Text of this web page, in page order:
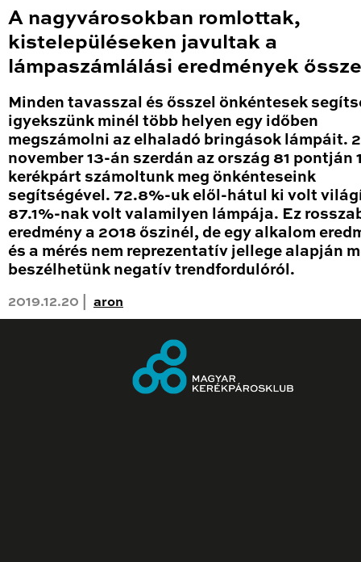
A nagyvárosokban romlottak,
kistelepüléseken javultak a
lámpaszámlálási eredmények
Minden tavasszal és ősszel önkéntesek
igyekszünk minél több helyen egy időben
megszámolni az elhaladó bringások lámpáit.
november 13-án szerdán az ország 81 pontján
kerékpárt számoltunk meg önkénteseink
segítségével. 72.8%-uk elől-hátul ki volt
87.1%-nak volt valamilyen lámpája. Ez
eredmény a 2018 őszinél, de egy alkalom
és a mérés nem reprezentatív jellege alapján
beszélhetünk negatív trendfordulóról.
2019.12.20 | aron